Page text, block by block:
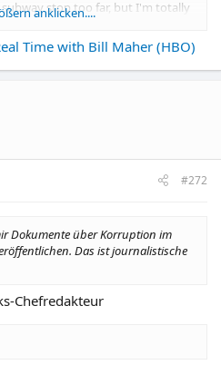
stop too far, but I'm totally
anklicken....
Time with Bill Maher (HBO)
#272
Dokumente über Korruption im
Das ist journalistische
Chefredakteur